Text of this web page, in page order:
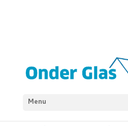
Menu
NIEUWS